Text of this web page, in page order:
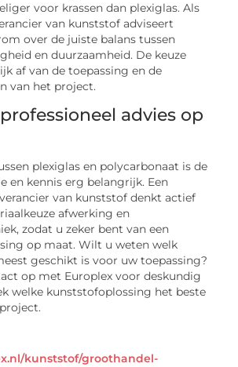
voor krassen dan plexiglas. Als
van kunststof adviseert
over de juiste balans tussen
en duurzaamheid. De keuze
af van de toepassing en de
van het project.
advies op
plexiglas en polycarbonaat is de
en kennis erg belangrijk. Een
van kunststof denkt actief
afwerking en
zodat u zeker bent van een
op maat. Wilt u weten welk
geschikt is voor uw toepassing?
op met Europlex voor deskundig
welke kunststofoplossing het beste
kunststof/groothandel-